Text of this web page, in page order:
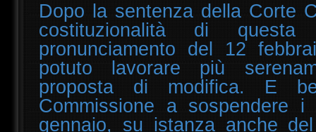
Dopo la sentenza della Corte
costituzionalità di
pronunciamento del 12
potuto lavorare più
proposta di modifica. E
Commissione a sospendere
gennaio, su istanza anche